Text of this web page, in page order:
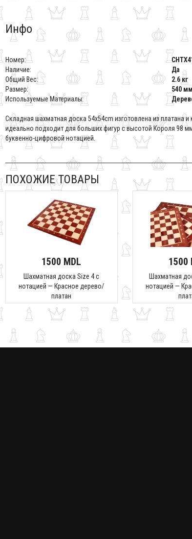
Инфо
Номер:
Наличие:
Да
Общий Вес:
2.6 кг
Размер:
540 мм
Используемые Материалы:
Складная шахматная доска 54x54cm изготовлена из платана
идеально подходит для больших фигур с высотой Короля 98
буквенно-цифровой нотацией.
ПОХОЖИЕ ТОВАРЫ
1500 MDL
Шахматная доска Size 4 с
нотацией — Красное дерево/
платан
1500
Шахматная
нотацией —